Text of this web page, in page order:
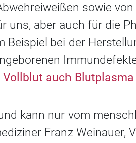
sowie
uns, aber auch für die
Beispiel bei der
Vollblut auch
kann nur vom
Franz Weinauer,